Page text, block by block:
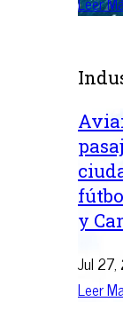
y
Jul
Leer